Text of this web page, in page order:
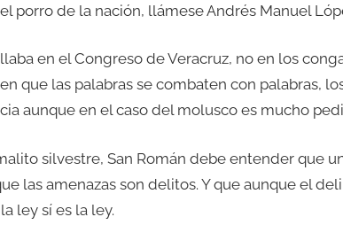
porro de la nación, llámese Andrés Manuel
en el Congreso de Veracruz, no en los
que las palabras se combaten con palabras,
aunque en el caso del molusco es mucho
silvestre, San Román debe entender que
las amenazas son delitos. Y que aunque el
ley sí es la ley.